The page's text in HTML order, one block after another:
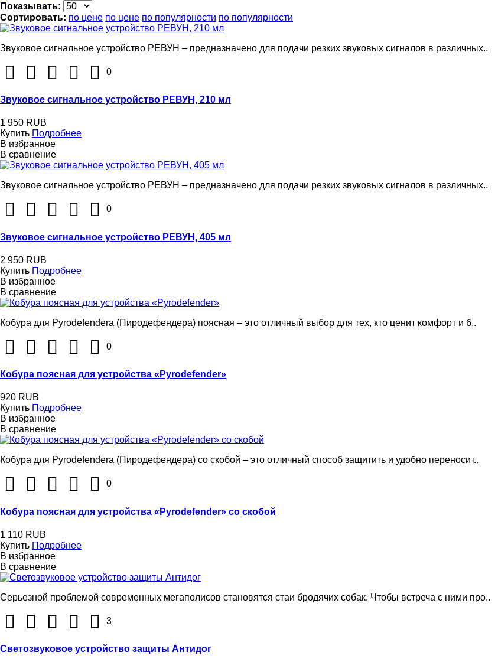
Показывать:
Сортировать: по цене по цене по популярности по популярности
Звуковое сигнальное устройство РЕВУН – предназначено для подачи резких звуковых сигналов в различных..
0
Звуковое сигнальное устройство РЕВУН, 210 мл
1 950 RUB
Купить Подробнее
В избранное
В сравнение
Звуковое сигнальное устройство РЕВУН – предназначено для подачи резких звуковых сигналов в различных..
0
Звуковое сигнальное устройство РЕВУН, 405 мл
2 950 RUB
Купить Подробнее
В избранное
В сравнение
Кобура для Pyrodefendera (Пиродефендера) поясная – это отличный выбор для тех, кто ценит комфорт и б..
0
Кобура поясная для устройства «Pyrodefender»
920 RUB
Купить Подробнее
В избранное
В сравнение
Кобура для Pyrodefendera (Пиродефендера) со скобой – это отличный способ защитить и удобно переносит..
0
Кобура поясная для устройства «Pyrodefender» со скобой
1 110 RUB
Купить Подробнее
В избранное
В сравнение
Серьезной проблемой современных мегаполисов становятся стаи бродячих собак. Чтобы встреча с ними про..
3
Светозвуковое устройство защиты Антидог